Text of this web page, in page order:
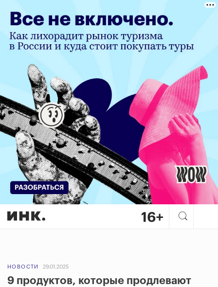
НОВОСТИ 29.01.2025
9 продуктов, которые продлевают